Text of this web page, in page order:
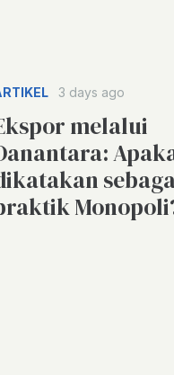
3 days ago
melalui